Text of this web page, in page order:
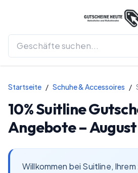
Startseite / Schuhe & Accessoires /
10%Suitline
Angebote –
Willkommen bei Suitline,